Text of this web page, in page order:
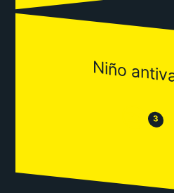
Niño
😒 3